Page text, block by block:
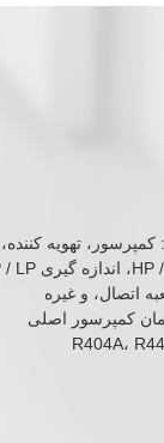
کمپرسور، تهویه
اتصال، و غیره